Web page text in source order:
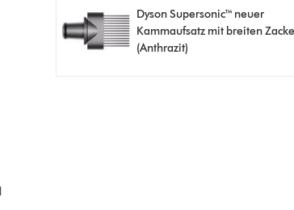
Dyson Supersonic™ neuer
Kammaufsatz mit breiten
(Anthrazit)